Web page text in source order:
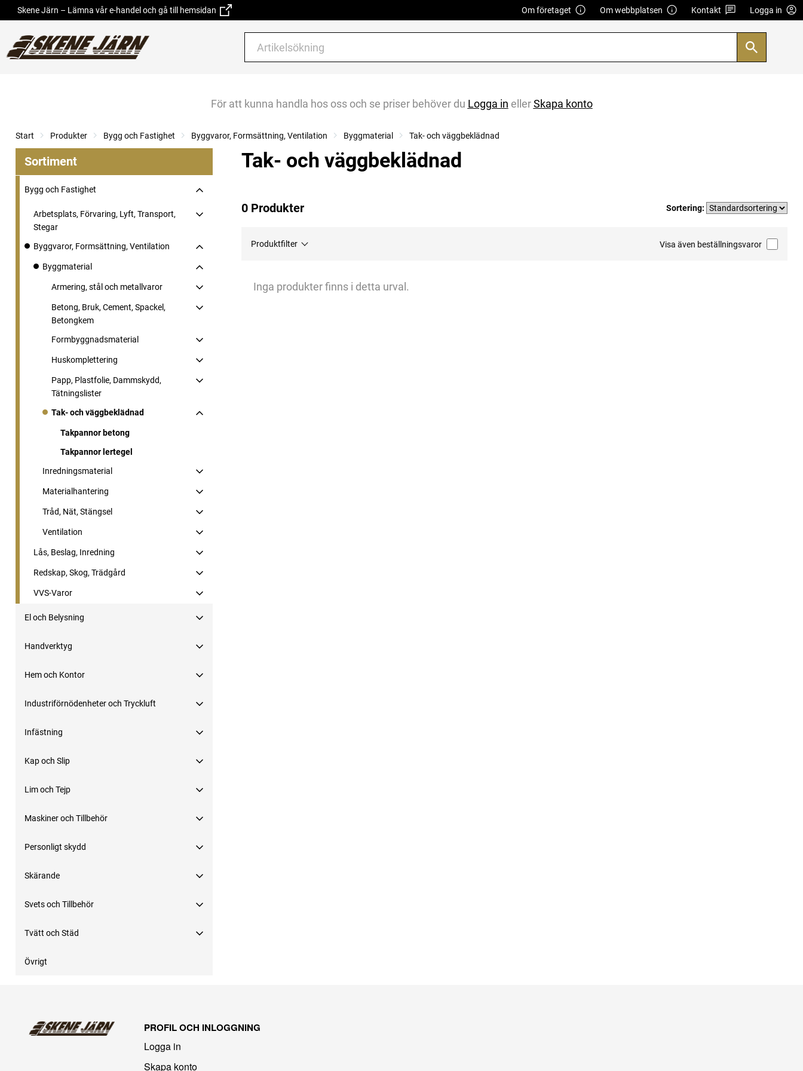
Skene Järn – Lämna vår e-handel och gå till hemsidan Om företaget Om webbplatsen Kontakt Logga in
För att kunna handla hos oss och se priser behöver du Logga in ellerSkapa konto
Start Produkter Bygg och Fastighet Byggvaror, Formsättning, Ventilation Byggmaterial Tak- och väggbeklädnad
Sortiment
Bygg och Fastighet
Arbetsplats, Förvaring, Lyft, Transport,
Stegar
Byggvaror, Formsättning, Ventilation
Byggmaterial
Armering, stål och metallvaror
Betong, Bruk, Cement, Spackel,
Betongkem
Formbyggnadsmaterial
Huskomplettering
Papp, Plastfolie, Dammskydd,
Tätningslister
Tak- och väggbeklädnad
Takpannor betong
Takpannor lertegel
Inredningsmaterial
Materialhantering
Tråd, Nät, Stängsel
Ventilation
Lås, Beslag, Inredning
Redskap, Skog, Trädgård
VVS-Varor
El och Belysning
Handverktyg
Hem och Kontor
Industriförnödenheter och Tryckluft
Infästning
Kap och Slip
Lim och Tejp
Maskiner och Tillbehör
Personligt skydd
Skärande
Svets och Tillbehör
Tvätt och Städ
Övrigt
Tak- och väggbeklädnad
0 Produkter Sortering:
Produktfilter Visa även beställningsvaror
Inga produkter finns i detta urval.
PROFIL OCH INLOGGNING
Logga in
Skapa konto